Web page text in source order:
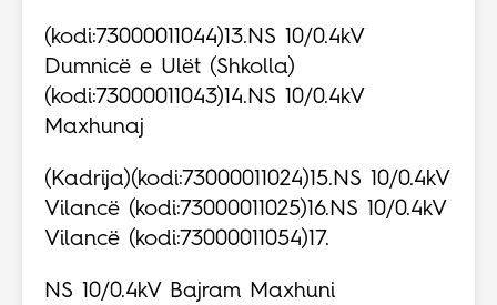
(kodi:73000011044)13.NS 10/0.4kV
Dumnicë e Ulët (Shkolla)
(kodi:73000011043)14.NS 10/0.4kV
Maxhunaj
(Kadrija)(kodi:73000011024)15.NS 10/0.4kV
Vilancë (kodi:73000011025)16.NS 10/0.4kV
Vilancë (kodi:73000011054)17.
NS 10/0.4kV Bajram Maxhuni